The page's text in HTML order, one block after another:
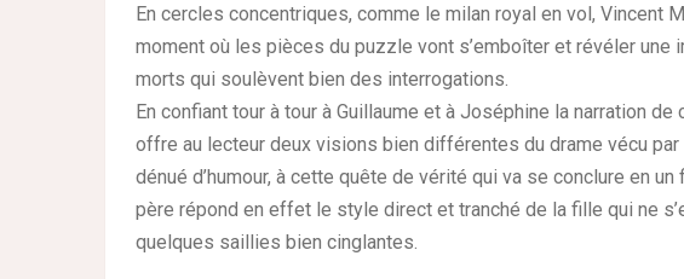
En cercles concentriques, comme le milan royal en vol, Vincent
moment où les pièces du puzzle vont s’emboîter et révéler une
morts qui soulèvent bien des interrogations.
En confiant tour à tour à Guillaume et à Joséphine la narration de
offre au lecteur deux visions bien différentes du drame vécu
dénué d’humour, à cette quête de vérité qui va se conclure en
père répond en effet le style direct et tranché de la fille qui ne
quelques saillies bien cinglantes.